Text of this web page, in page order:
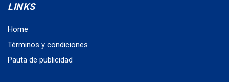
LINKS
Home
Términos y condiciones
Pauta de publicidad